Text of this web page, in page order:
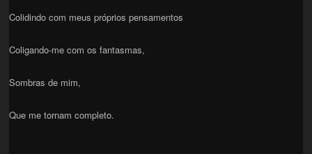
Colidindo com meus próprios pensamentos
Coligando-me com os fantasmas,
Sombras de mim,
Que me tornam completo.